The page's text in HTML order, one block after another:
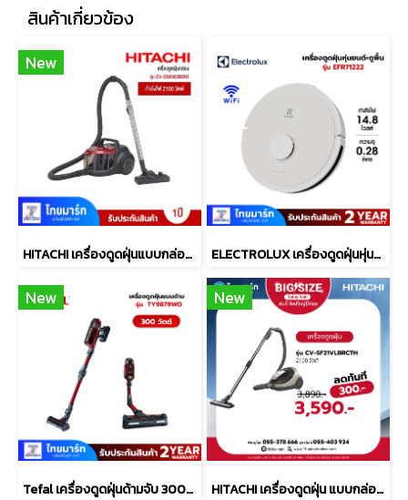
สินค้าเกี่ยวข้อง
New
HITACHI เครื่องดูดฝุ่นแบบกล่อง 2000W รุ่นCV-SM20CBKRD ELECTROLUX เครื่องดูดฝุ่นหุ่นยนต์+ถูพื้น Wifi รุ่น EFR71222
New
Tefal เครื่องดูดฝุ่นด้ามจับ 300W TY9879WO
New
HITACHI เครื่องดูดฝุ่น แบบกล่อง 2100 วัตต์ รุ่น CV-SF21VLBRCTH